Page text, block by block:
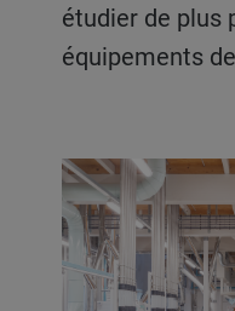
étudier de plus
équipements